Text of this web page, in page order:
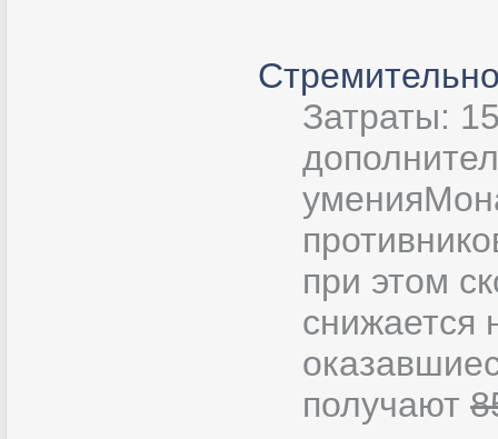
Затраты:
при этом
снижается
получают